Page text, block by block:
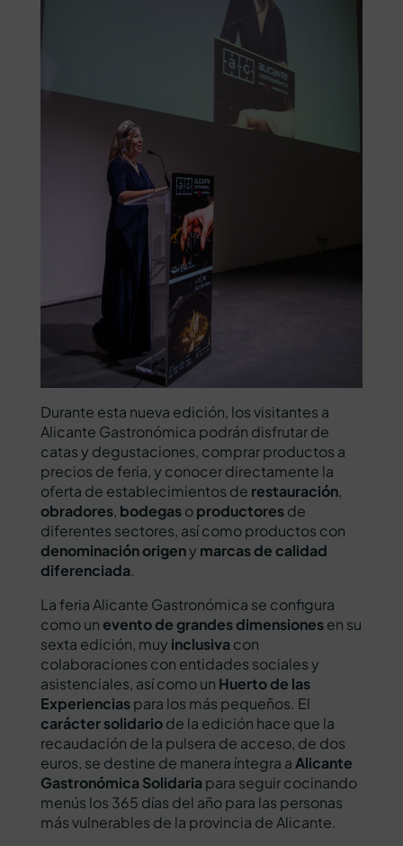
Durante esta nueva edición, los visitantes a
Alicante Gastronómica podrán disfrutar de
catas y degustaciones, comprar productos a
precios de feria, y conocer directamente la
oferta de establecimientos de restauración,
obradores, bodegasoproductoresde
diferentes sectores, así como productos con
denominación origeny marcas de calidad
diferenciada.
La feria Alicante Gastronómica se configura
como unevento de grandes dimensionesen su
sexta edición, muy inclusiva con
colaboraciones con entidades sociales y
asistenciales, así como un Huerto de las
Experienciaspara los más pequeños. El
carácter solidariode la edición hace que la
recaudación de la pulsera de acceso, de dos
euros, se destine de manera íntegra a Alicante
Gastronómica Solidaria para seguir cocinando
menús los 365 días del año para las personas
más vulnerables de la provincia de Alicante.